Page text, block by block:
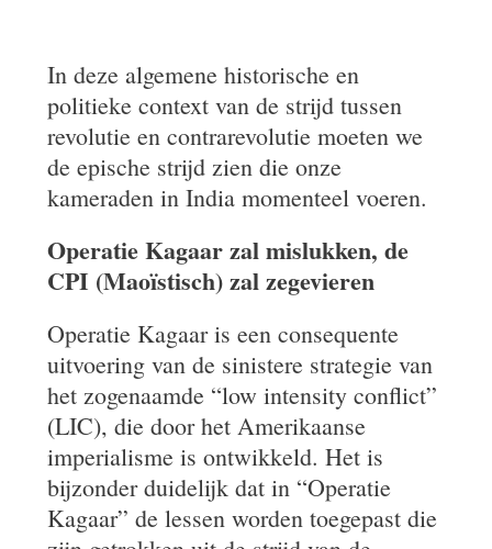
In deze algemene historische en
politieke context van de strijd tussen
revolutie en contrarevolutie moeten we
de epische strijd zien die onze
kameraden in India momenteel voeren.
Operatie Kagaar zal mislukken, de
CPI (Maoïstisch) zal zegevieren
Operatie Kagaar is een consequente
uitvoering van de sinistere strategie van
het zogenaamde “low intensity conflict”
(LIC), die door het Amerikaanse
imperialisme is ontwikkeld. Het is
bijzonder duidelijk dat in “Operatie
Kagaar” de lessen worden toegepast die